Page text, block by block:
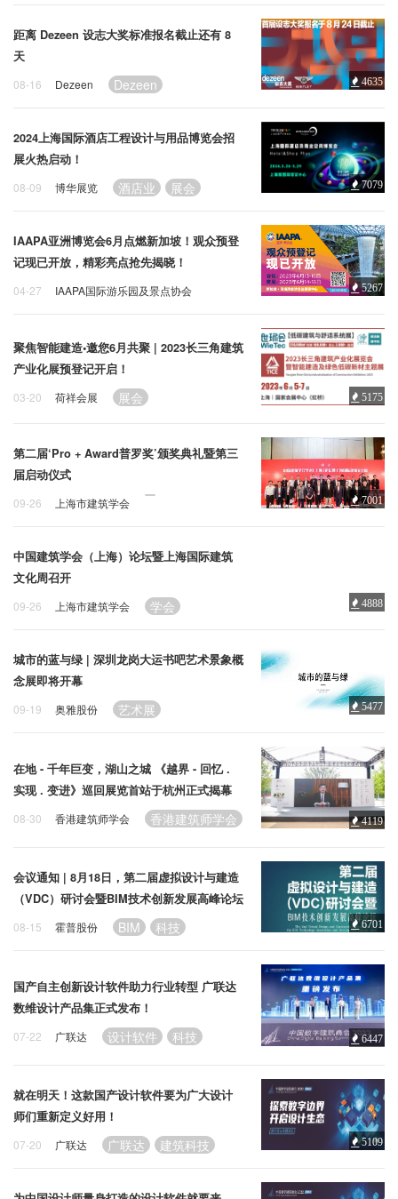
距离 Dezeen 设志大奖标准报名截止还有 8
天
08-16 Dezeen Dezeen 4635
2024上海国际酒店工程设计与用品博览会招
展火热启动！
08-09 博华展览 酒店业 展会 7079
IAAPA亚洲博览会6月点燃新加坡！观众预登
记现已开放，精彩亮点抢先揭晓！
04-27 IAAPA国际游乐园及景点协会 5267
聚焦智能建造•邀您6月共聚 | 2023长三角建筑
产业化展预登记开启！
03-20 荷祥会展 展会 5175
第二届‘Pro + Award普罗奖’颁奖典礼暨第三
届启动仪式
09-26 上海市建筑学会 7001
中国建筑学会（上海）论坛暨上海国际建筑
文化周召开
09-26 上海市建筑学会 学会 4888
城市的蓝与绿 | 深圳龙岗大运书吧艺术景象概
念展即将开幕
09-19 奥雅股份 艺术展 5477
在地 - 千年巨变，湖山之城 《越界 - 回忆 .
实现 . 变进》巡回展览首站于杭州正式揭幕
08-30 香港建筑师学会 香港建筑师学会 4119
会议通知 | 8月18日，第二届虚拟设计与建造
（VDC）研讨会暨BIM技术创新发展高峰论坛
08-15 霍普股份 BIM 科技 6701
国产自主创新设计软件助力行业转型 广联达
数维设计产品集正式发布！
07-22 广联达 设计软件 科技 6447
就在明天！这款国产设计软件要为广大设计
师们重新定义好用！
07-20 广联达 广联达 建筑科技 5109